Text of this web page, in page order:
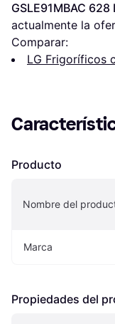
GSLE91MBAC 628
actualmente la
Comparar:
LG Frigoríficos
Producto
Nombre del
Marca
Propiedades del